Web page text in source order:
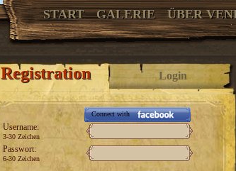
START GALERIE ÜBER
Registration Login
Connect with
Username:
3-30 Zeichen
Passwort:
6-30 Zeichen